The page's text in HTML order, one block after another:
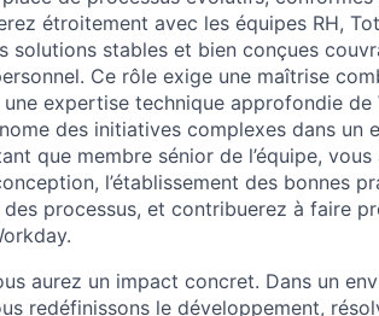
étroitement avec les équipes RH,
solutions stables et bien conçues
Ce rôle exige une maîtrise
une expertise technique approfondie
des initiatives complexes dans un
que membre sénior de l’équipe,
l’établissement des bonnes
des processus, et contribuerez à faire
aurez un impact concret. Dans un
redéfinissons le développement,